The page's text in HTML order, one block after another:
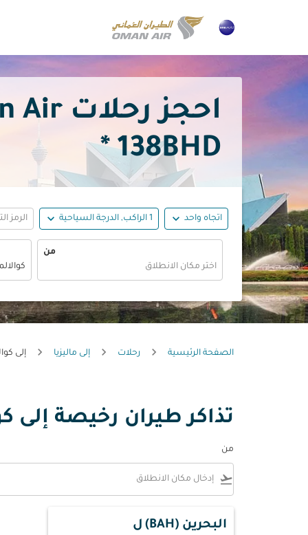
احجز رحلات Oman Air رخيصة إلى كوالا لمبور بدءًا من
138BHD *
اتجاه واحد expand_more 1 الراكب, الدرجة السياحية expand_more الرمز
من
الصفحة الرئيسية رحلات إلى ماليزيا إلى
تذاكر طيران رخيصة إلى
من
flight_takeoff
البحرين (BAH)
ل